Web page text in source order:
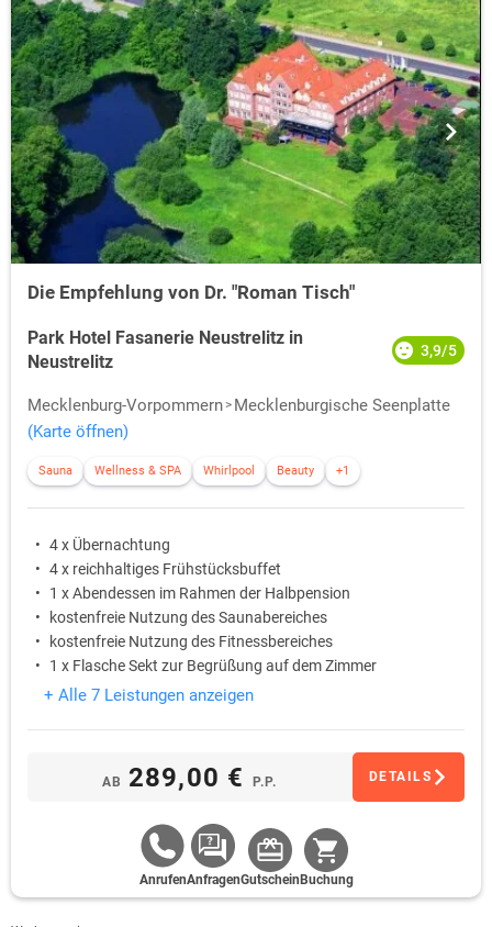
Die Empfehlung von Dr. "Roman Tisch"
Park Hotel Fasanerie Neustrelitz in
Neustrelitz
3,9/5
Mecklenburg-Vorpommern
Mecklenburgische Seenplatte
(Karte öffnen)
Sauna Wellness & SPA Whirlpool Beauty +1
4 x Übernachtung
4 x reichhaltiges Frühstücksbuffet
1 x Abendessen im Rahmen der Halbpension
kostenfreie Nutzung des Saunabereiches
kostenfreie Nutzung des Fitnessbereiches
1 x Flasche Sekt zur Begrüßung auf dem Zimmer
+ Alle 7 Leistungen anzeigen
AB 289,00 € P.P. DETAILS
AnrufenAnfragenGutschein Buchung